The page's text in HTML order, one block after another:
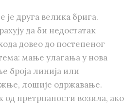
је друга велика брига.
да би недостатак
довео до постепеног
мање улагања у нова
броја линија или
лошије одржавање.
од претрпаности возила, ако